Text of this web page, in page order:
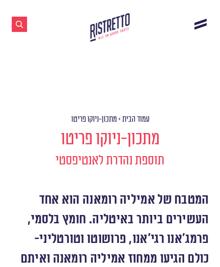
עמוד הבית >מתכון-ניוקו פריטו
מתכון-ניוקו פריטו
תוספת נהדרת לאנטיפסטי
המטבח של אמיליה רומאנה הוא אחד
העשירים ביותר באיטליה. חומץ בלסמי,
פרמג׳אנו רגי׳אנו, פרושוטו וטורטליני-
כולם הגיעו ממחוז אמיליה רומאנה ואיתם